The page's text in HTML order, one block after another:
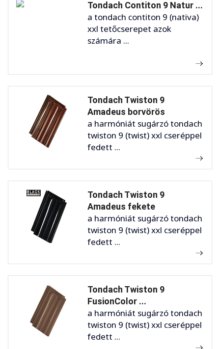
Tondach Contiton 9 Natur ...
a tondach contiton 9 (nativa)
xxl tetőcserepet azok
számára ...
Tondach Twiston 9
Amadeus borvörös
a harmóniát sugárzó tondach
twiston 9 (twist) xxl cseréppel
fedett ...
Tondach Twiston 9
Amadeus fekete
a harmóniát sugárzó tondach
twiston 9 (twist) xxl cseréppel
fedett ...
Tondach Twiston 9
FusionColor ...
a harmóniát sugárzó tondach
twiston 9 (twist) xxl cseréppel
fedett ...